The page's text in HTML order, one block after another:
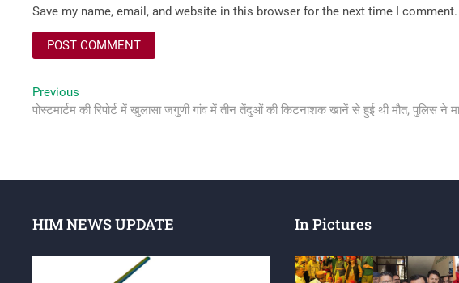
Save my name, email, and website in this browser for the next time I comment.
Post
navigation
Previous
post:
पोस्टमार्टम की रिपोर्ट में खुलासा जगुणी गांव में तीन तेंदुओं की किटनाशक खानें से हुई थी मौत, पुलिस ने
HIM NEWS UPDATE In Pictures